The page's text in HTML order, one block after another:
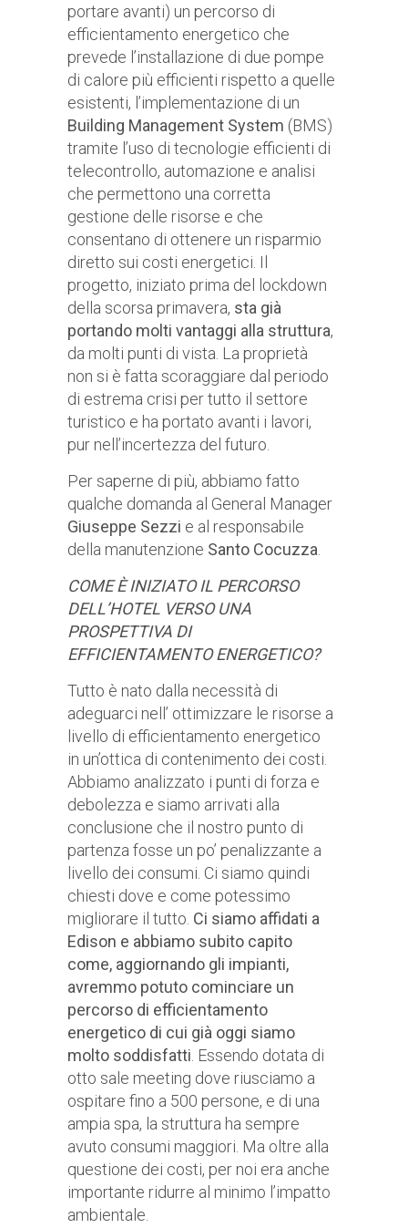
portare avanti) un percorso di
efficientamento energetico che
prevede l’installazione di due pompe
di calore più efficienti rispetto a quelle
esistenti, l’implementazione di un
Building Management System (BMS)
tramite l’uso di tecnologie efficienti di
telecontrollo, automazione e analisi
che permettono una corretta
gestione delle risorse e che
consentano di ottenere un risparmio
diretto sui costi energetici. Il
progetto, iniziato prima del lockdown
della scorsa primavera, sta già
portando molti vantaggi alla struttura,
da molti punti di vista. La proprietà
non si è fatta scoraggiare dal periodo
di estrema crisi per tutto il settore
turistico e ha portato avanti i lavori,
pur nell’incertezza del futuro.
Per saperne di più, abbiamo fatto
qualche domanda al General Manager
Giuseppe Sezzi e al responsabile
della manutenzione Santo Cocuzza
COME È INIZIATO IL PERCORSO
DELL’HOTEL VERSO UNA
PROSPETTIVA DI
EFFICIENTAMENTO ENERGETICO?
Tutto è nato dalla necessità di
adeguarci nell’ ottimizzare le risorse a
livello di efficientamento energetico
in un’ottica di contenimento dei costi.
Abbiamo analizzato i punti di forza e
debolezza e siamo arrivati alla
conclusione che il nostro punto di
partenza fosse un po’ penalizzante a
livello dei consumi. Ci siamo quindi
chiesti dove e come potessimo
migliorare il tutto. Ci siamo affidati a
Edison e abbiamo subito capito
come, aggiornando gli impianti,
avremmo potuto cominciare un
percorso di efficientamento
energetico di cui già oggi siamo
molto soddisfatti . Essendo dotata di
otto sale meeting dove riusciamo a
ospitare fino a 500 persone, e di una
ampia spa, la struttura ha sempre
avuto consumi maggiori. Ma oltre alla
questione dei costi, per noi era anche
importante ridurre al minimo l’impatto
ambientale.